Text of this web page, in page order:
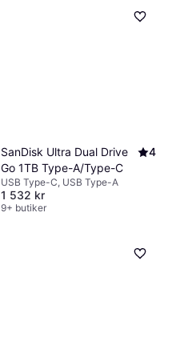
SanDisk Ultra Dual Drive
Go 1TB Type-A/Type-C
4
USB Type-C, USB Type-A
1 532 kr
9+ butiker